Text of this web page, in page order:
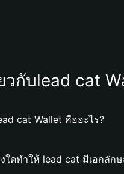
วกับlead cat
cat Wallet คืออะไร?
ใดทำให้ lead cat มีเอกลัก